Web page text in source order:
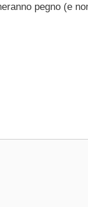
pegno (e